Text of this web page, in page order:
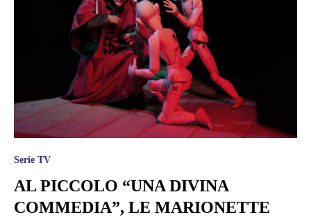
Serie TV
AL PICCOLO “UNA DIVINA
COMMEDIA”, LE MARIONETTE